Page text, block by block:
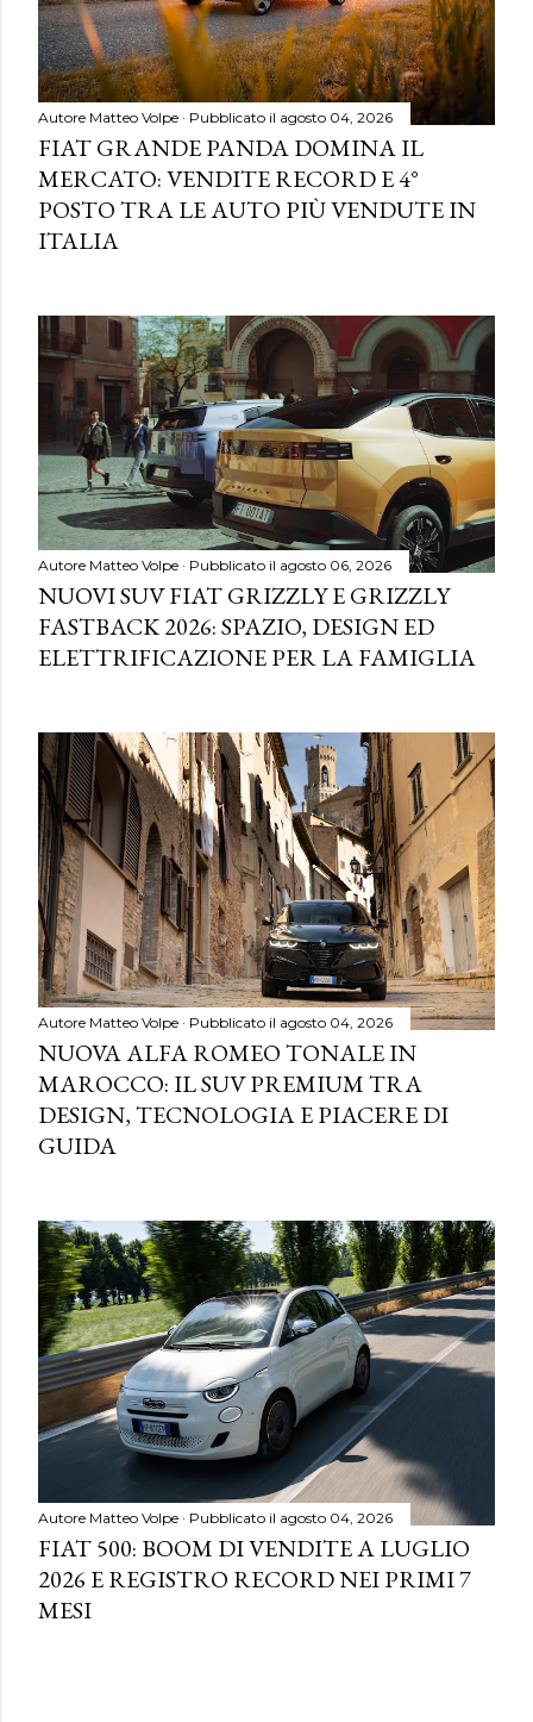
Autore Matteo Volpe Pubblicato il agosto 04, 2026
FIAT GRANDE PANDA DOMINA IL
MERCATO: VENDITE RECORD E 4°
POSTO TRA LE AUTO PIÙ VENDUTE IN
ITALIA
Autore Matteo Volpe Pubblicato il agosto 06, 2026
NUOVI SUV FIAT GRIZZLY E GRIZZLY
FASTBACK 2026: SPAZIO, DESIGN ED
ELETTRIFICAZIONE PER LA FAMIGLIA
Autore Matteo Volpe Pubblicato il agosto 04, 2026
NUOVA ALFA ROMEO TONALE IN
MAROCCO: IL SUV PREMIUM TRA
DESIGN, TECNOLOGIA E PIACERE DI
GUIDA
Autore Matteo Volpe Pubblicato il agosto 04, 2026
FIAT 500: BOOM DI VENDITE A LUGLIO
2026 E REGISTRO RECORD NEI PRIMI 7
MESI